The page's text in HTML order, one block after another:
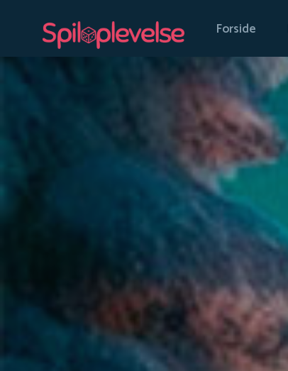
Forside